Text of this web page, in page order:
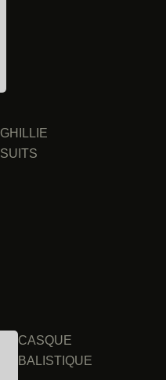
GHILLIE
SUITS
CASQUE
BALISTIQUE